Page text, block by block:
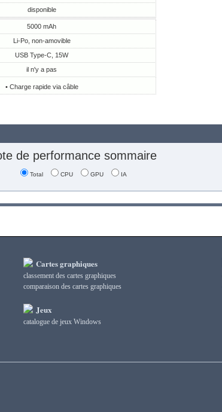
disponible
5000 mAh
Li-Po, non-amovible
USB Type-C, 15W
il n'y a pas
• Charge rapide via câble
de performance sommaire
Total CPU GPU IA
Cartes graphiques
classement des cartes graphiques
сomparaison des cartes graphiques
Jeux
catalogue de jeux Windows